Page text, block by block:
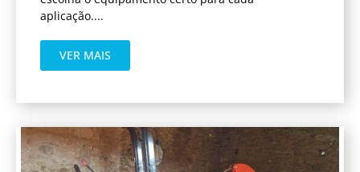
aplicação....
VER MAIS